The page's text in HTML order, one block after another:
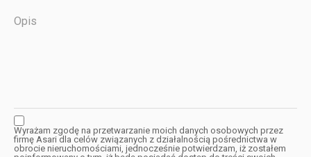
Wyrażam zgodę na przetwarzanie moich danych osobowych przez
firmę Asari dla celów związanych z działalnością pośrednictwa w
obrocie nieruchomościami, jednocześnie potwierdzam, iż zostałem